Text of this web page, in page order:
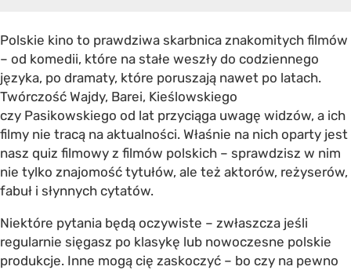
Polskie kino to prawdziwa skarbnica znakomitych filmów
– od komedii, które na stałe weszły do codziennego
języka, po dramaty, które poruszają nawet po latach.
Twórczość Wajdy, Barei, Kieślowskiego
czy Pasikowskiego od lat przyciąga uwagę widzów, a ich
filmy nie tracą na aktualności. Właśnie na nich oparty jest
nasz quiz filmowy z filmów polskich – sprawdzisz w nim
nie tylko znajomość tytułów, ale też aktorów, reżyserów,
fabuł i słynnych cytatów.
Niektóre pytania będą oczywiste – zwłaszcza jeśli
regularnie sięgasz po klasykę lub nowoczesne polskie
produkcje. Inne mogą cię zaskoczyć – bo czy na pewno